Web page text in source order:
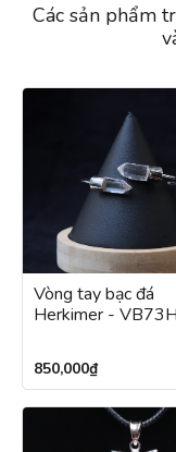
Các sản phẩm
Vòng tay bạc đá
Herkimer -
850,000₫